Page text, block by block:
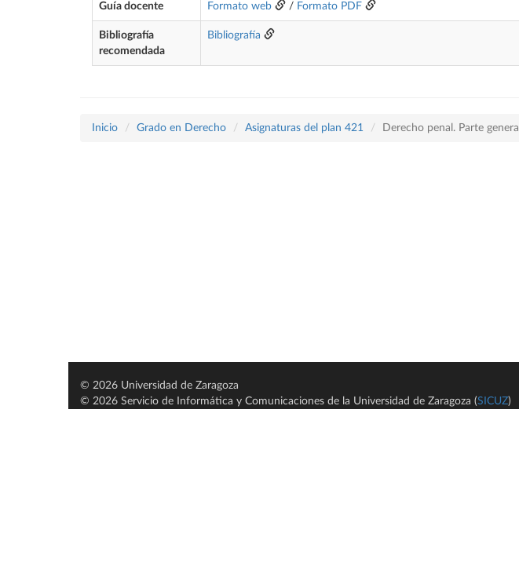
Guía docente Formato web / Formato PDF
Bibliografía
recomendada
Bibliografía
Inicio Grado en Derecho Asignaturas del plan 421 Derecho penal. Parte general
© 2026 Universidad de Zaragoza
© 2026 Servicio de Informática y Comunicaciones de la Universidad de Zaragoza (SICUZ)